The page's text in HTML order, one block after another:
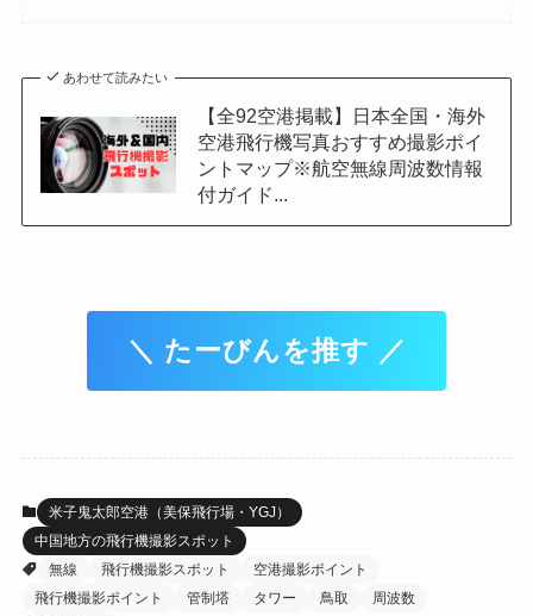
あわせて読みたい
【全92空港掲載】日本全国・海外
空港飛行機写真おすすめ撮影ポイ
ントマップ※航空無線周波数情報
付ガイド...
＼ たーびんを推す ／
米子鬼太郎空港（美保飛行場・YGJ）
中国地方の飛行機撮影スポット
無線
飛行機撮影スポット
空港撮影ポイント
飛行機撮影ポイント
管制塔 タワー 鳥取
周波数